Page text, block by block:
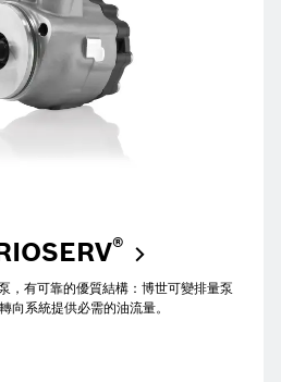
®
，有可靠的優質結構：博世可變排量泵
向系統提供必需的油流量。